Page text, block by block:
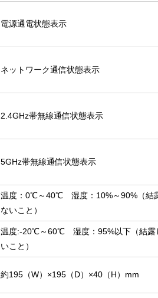
電源通電状態表示
ネットワーク通信状態表示
2.4GHz帯無線通信状態表示
5GHz帯無線通信状態表示
温度：0℃～40℃ 湿度：10%～90%（結
ないこと）
温度:-20℃～60℃ 湿度：95%以下（結露
いこと）
約195（W）×195（D）×40（H）mm